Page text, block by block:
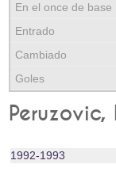
Peruzovic,
1992‑1993